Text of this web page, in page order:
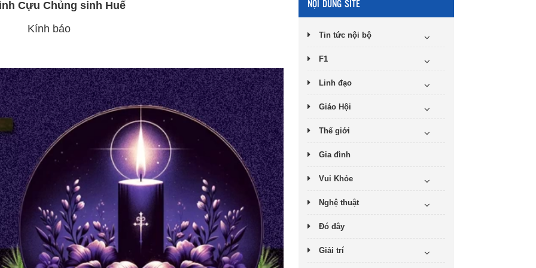
Cựu Chủng sinh Huế
Kính báo
NỘI DUNG SITE
Tin tức nội bộ
F1
Linh đạo
Giáo Hội
Thế giới
Gia đình
Vui Khỏe
Nghệ thuật
Đó đây
Giải trí